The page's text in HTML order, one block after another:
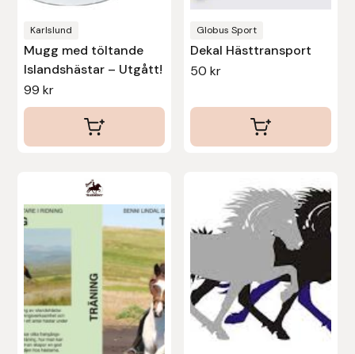
Karlslund
Mugg med töltande
Islandshästar – Utgått!
99kr
Globus Sport
Dekal Hästtransport
50 kr
produkten
flera
varianter.
De
olika
Nammi Godis
Natur & Kultur bokförlag
Nyttorp
Pharmakas
Pikeur
Prestige
Professional’s Choice